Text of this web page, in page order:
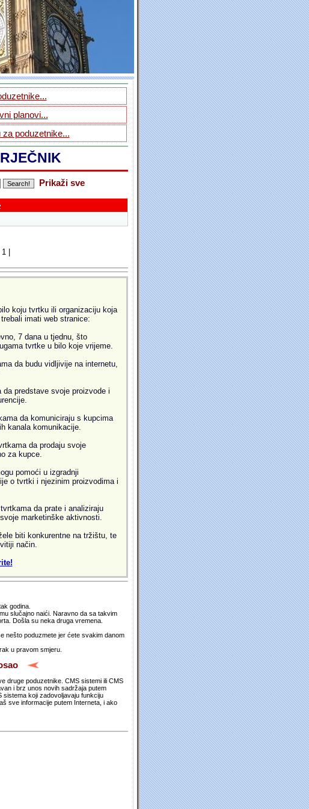
planovi...
poduzetnike...
Prikaži sve
|
koju tvrtku ili organizaciju koja
imati web stranice:
7 dana u tjednu, što
tvrtke u bilo koje vrijeme.
da budu vidljivije na internetu,
predstave svoje proizvode i
da komuniciraju s kupcima
kanala komunikacije.
da prodaju svoje
za kupce.
pomoći u izgradnji
o tvrtki i njezinim proizvodima i
da prate i analiziraju
marketinške aktivnosti.
biti konkurentne na tržištu, te
način.
godina.
slučajno naići. Naravno da sa takvim
Došla su neka druga vremena.
nešto poduzmete jer ćete svakim danom
u pravom smjeru.
druge poduzetnike. CMS sistemi ili CMS
i brz unos novih sadržaja putem
koji zadovoljavaju funkciju
sve informacije putem Interneta, i ako